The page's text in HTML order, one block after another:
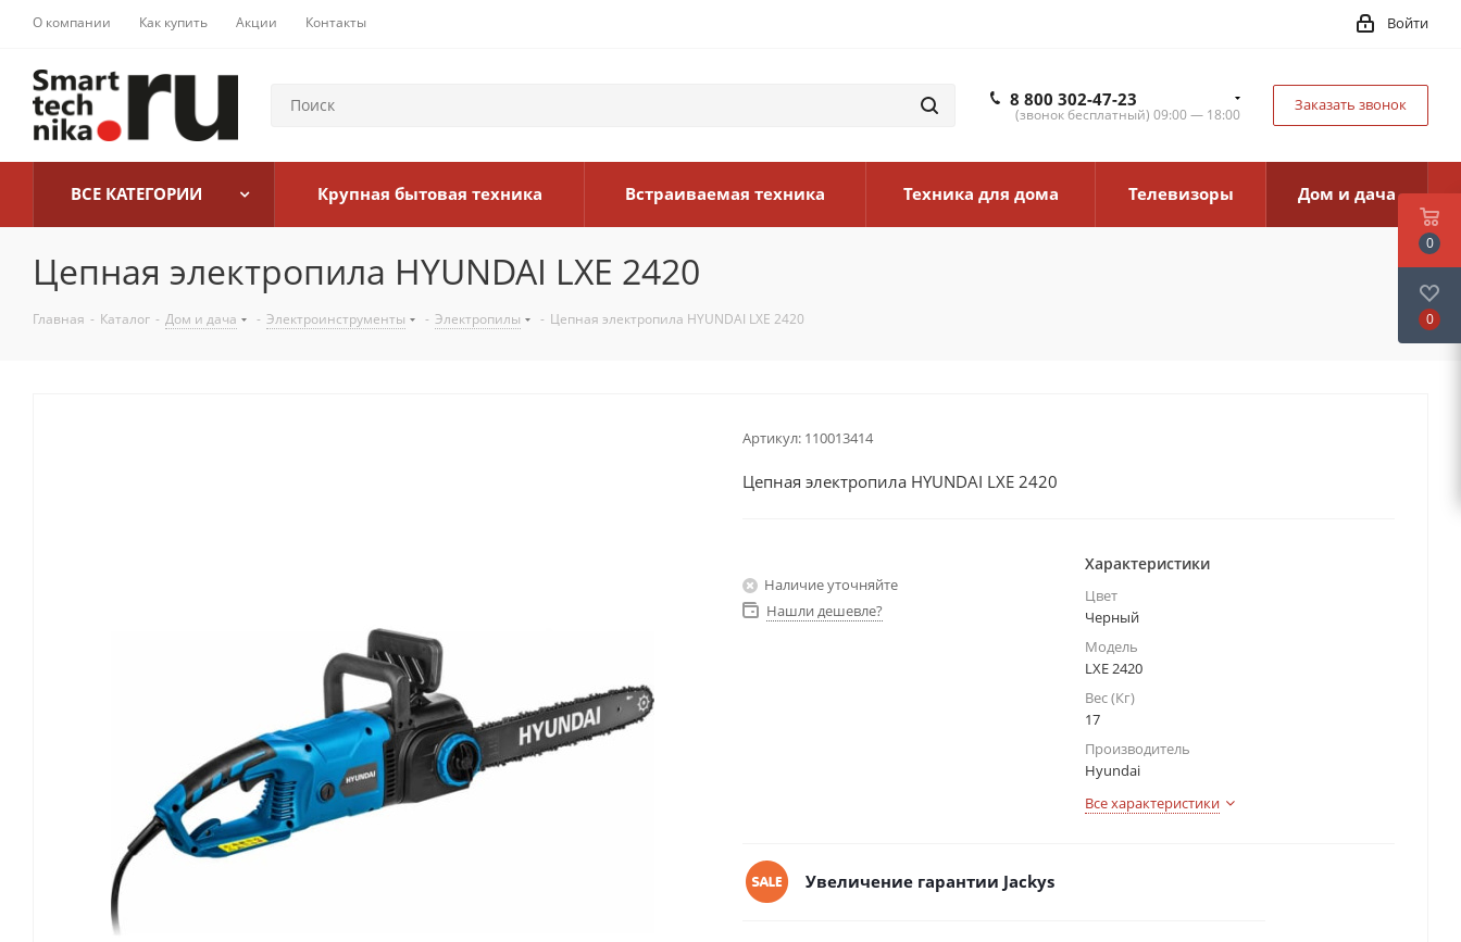
О компании Как купить Акции Контакты Войти
8 800 302-47-23
(звонок бесплатный) 09:00 — 18:00
Заказать звонок
ВСЕ КАТЕГОРИИ Крупная бытовая техника Встраиваемая техника Техника для дома Телевизоры Дом и дача
Цепная электропила HYUNDAI LXE 2420
Главная - Каталог - Дом и дача - Электроинструменты - Электропилы - Цепная электропила HYUNDAI LXE 2420
Артикул: 110013414
Цепная электропила HYUNDAI LXE 2420
Наличие уточняйте
Нашли дешевле?
Характеристики
Цвет
Черный
Модель
LXE 2420
Вес (Кг)
17
Производитель
Hyundai
Все характеристики
Увеличение гарантии Jackys
0
0